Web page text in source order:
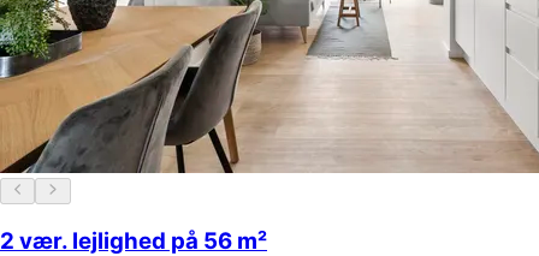
2 vær. lejlighed på 56 m²